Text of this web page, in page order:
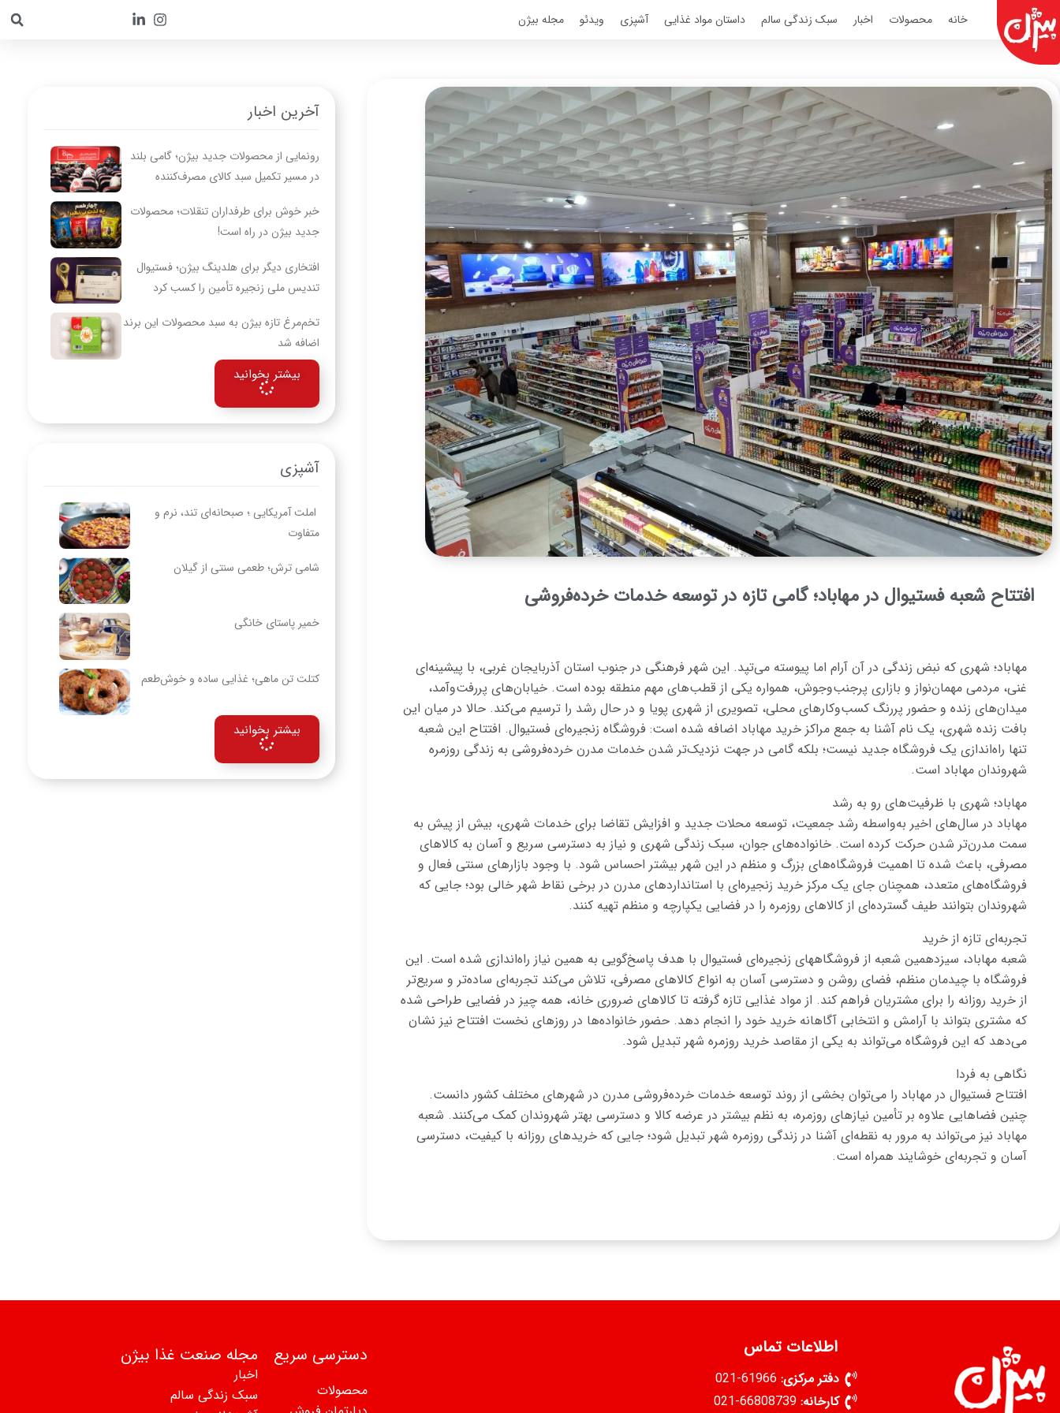
Skip
to
content
خانه محصولات اخبار سبک زندگی سالم داستان مواد غذایی آشپزی ویدئو مجله بیژن
افتتاح شعبه فستیوال در مهاباد؛ گامی تازه در توسعه خدمات خرده‌فروشی
مهاباد؛ شهری که نبض زندگی در آن آرام اما پیوسته می‌تپد. این شهر فرهنگی در جنوب استان آذربایجان غربی، با پیشینه‌ای
غنی، مردمی مهمان‌نواز و بازاری پرجنب‌وجوش، همواره یکی از قطب‌های مهم منطقه بوده است. خیابان‌های پررفت‌وآمد،
میدان‌های زنده و حضور پررنگ کسب‌وکارهای محلی، تصویری از شهری پویا و در حال رشد را ترسیم می‌کند. حالا در میان این
بافت زنده شهری، یک نام آشنا به جمع مراکز خرید مهاباد اضافه شده است: فروشگاه زنجیره‌ای فستیوال. افتتاح این شعبه
تنها راه‌اندازی یک فروشگاه جدید نیست؛ بلکه گامی در جهت نزدیک‌تر شدن خدمات مدرن خرده‌فروشی به زندگی روزمره
شهروندان مهاباد است.
مهاباد؛ شهری با ظرفیت‌های رو به رشد
مهاباد در سال‌های اخیر به‌واسطه رشد جمعیت، توسعه محلات جدید و افزایش تقاضا برای خدمات شهری، بیش از پیش به
سمت مدرن‌تر شدن حرکت کرده است. خانواده‌های جوان، سبک زندگی شهری و نیاز به دسترسی سریع و آسان به کالاهای
مصرفی، باعث شده تا اهمیت فروشگاه‌های بزرگ و منظم در این شهر بیشتر احساس شود. با وجود بازارهای سنتی فعال و
فروشگاه‌های متعدد، همچنان جای یک مرکز خرید زنجیره‌ای با استانداردهای مدرن در برخی نقاط شهر خالی بود؛ جایی که
شهروندان بتوانند طیف گسترده‌ای از کالاهای روزمره را در فضایی یکپارچه و منظم تهیه کنند.
تجربه‌ای تازه از خرید
شعبه مهاباد، سیزدهمین شعبه از فروشگاههای زنجیره‌ای فستیوال با هدف پاسخ‌گویی به همین نیاز راه‌اندازی شده است. این
فروشگاه با چیدمان منظم، فضای روشن و دسترسی آسان به انواع کالاهای مصرفی، تلاش می‌کند تجربه‌ای ساده‌تر و سریع‌تر
از خرید روزانه را برای مشتریان فراهم کند. از مواد غذایی تازه گرفته تا کالاهای ضروری خانه، همه چیز در فضایی طراحی شده
که مشتری بتواند با آرامش و انتخابی آگاهانه خرید خود را انجام دهد. حضور خانواده‌ها در روزهای نخست افتتاح نیز نشان
می‌دهد که این فروشگاه می‌تواند به یکی از مقاصد خرید روزمره شهر تبدیل شود.
نگاهی به فردا
افتتاح فستیوال در مهاباد را می‌توان بخشی از روند توسعه خدمات خرده‌فروشی مدرن در شهرهای مختلف کشور دانست.
چنین فضاهایی علاوه بر تأمین نیازهای روزمره، به نظم بیشتر در عرضه کالا و دسترسی بهتر شهروندان کمک می‌کنند. شعبه
مهاباد نیز می‌تواند به مرور به نقطه‌ای آشنا در زندگی روزمره شهر تبدیل شود؛ جایی که خریدهای روزانه با کیفیت، دسترسی
آسان و تجربه‌ای خوشایند همراه است.
آخرین اخبار
رونمایی از محصولات جدید بیژن؛ گامی بلند
در مسیر تکمیل سبد کالای مصرف‌کننده
خبر خوش برای طرفداران تنقلات؛ محصولات
جدید بیژن در راه است!
افتخاری دیگر برای هلدینگ بیژن؛ فستیوال
تندیس ملی زنجیره تأمین را کسب کرد
تخم‌مرغ تازه بیژن به سبد محصولات این برند
اضافه شد
بیشتر بخوانید
آشپزی
املت آمریکایی ؛ صبحانه‌ای تند، نرم و
متفاوت
شامی ترش؛ طعمی سنتی از گیلان
خمیر پاستای خانگی
کتلت تن ماهی؛ غذایی ساده و خوش‌طعم
بیشتر بخوانید
اطلاعات تماس
دفتر مرکزی:
کارخانه: 66808739-021
دسترسی سریع
محصولات
مجله صنعت غذا بیژن
اخبار
سبک زندگی سالم